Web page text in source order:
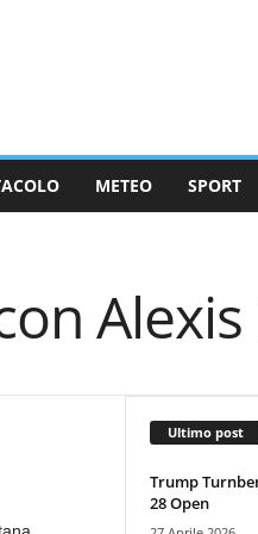
METEO SPORT
Alexis
Ultimo post
Trump
28 Open